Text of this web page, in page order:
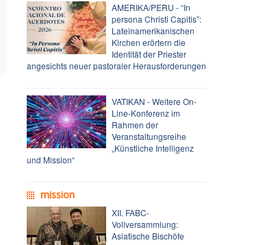
AMERIKA/PERU - “In
persona Christi Capitis”:
Lateinamerikanischen
Kirchen erörtern die
Identität der Priester
angesichts neuer pastoraler Herausforderungen
VATIKAN - Weitere On-
Line-Konferenz im
Rahmen der
Veranstaltungsreihe
„Künstliche Intelligenz
und Mission“
mission
XII. FABC-
Vollversammlung:
Asiatische Bischöfe